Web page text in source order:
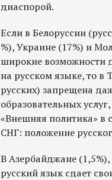
диаспорой.
Если в Белоруссии
%), Украине (17%) и
широкие возможности
на русском языке, то в
русских) запрещена
образовательных
«Внешняя политика» в
СНГ: положение
В Азербайджане
русский язык сдает